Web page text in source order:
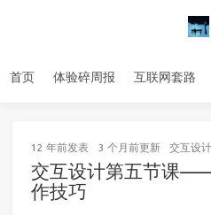
首页 体验碎周报 互联网套路
12 年前发表 3 个月前更新 交互设计
交互设计第五节课
作技巧